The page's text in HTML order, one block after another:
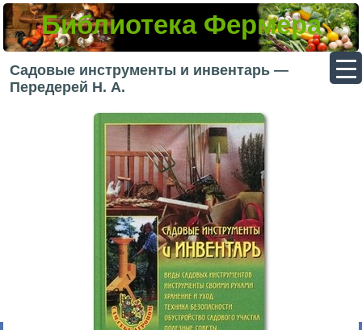
Библиотека Фермера
Садовые инструменты и инвентарь —
Передерей Н. А.